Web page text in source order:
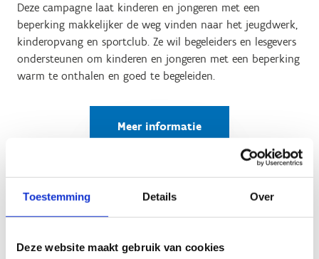
Toestemming Details Over
Deze website maakt gebruik van cookies
Deze campagne laat kinderen en jongeren met een
beperking makkelijker de weg vinden naar het jeugdwerk,
kinderopvang en sportclub. Ze wil begeleiders en lesgevers
ondersteunen om kinderen en jongeren met een beperking
warm te onthalen en goed te begeleiden.
Meer informatie
ambrassade.
Het platform dat we gebruiken om deze video af te spelen